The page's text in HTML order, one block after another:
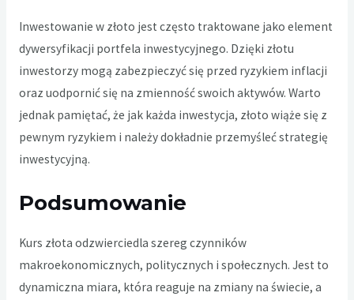
Inwestowanie w złoto jest często traktowane jako element
dywersyfikacji portfela inwestycyjnego. Dzięki złotu
inwestorzy mogą zabezpieczyć się przed ryzykiem inflacji
oraz uodpornić się na zmienność swoich aktywów. Warto
jednak pamiętać, że jak każda inwestycja, złoto wiąże się z
pewnym ryzykiem i należy dokładnie przemyśleć strategię
inwestycyjną.
Podsumowanie
Kurs złota odzwierciedla szereg czynników
makroekonomicznych, politycznych i społecznych. Jest to
dynamiczna miara, która reaguje na zmiany na świecie, a